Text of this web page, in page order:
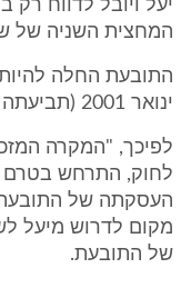
המחצית השניה של שנת
התובעת החלה
ינואר 2001 (תביעתה נדחתה כבר בחודש נובמבר 2000).
לחוק, התרחש בטרם
מקום לדרוש מיעל
של התובעת.